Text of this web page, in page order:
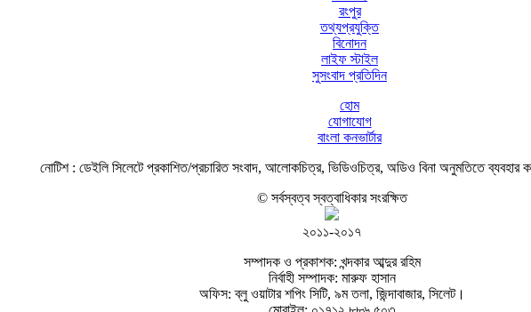
রংপুর
তথ্যপ্রযুক্তি
বিনোদন
লাইফ স্টাইল
সুসংবাদ প্রতিদিন
হোম
যোগাযোগ
বাংলা কনভার্টার
নোটিশ : ডেইলি সিলেটে প্রকাশিত/প্রচারিত সংবাদ, আলোকচিত্র, ভিডিওচিত্র, অডিও বিনা অনুমতিতে ব্যবহার
© সর্বস্বত্ব স্বত্বাধিকার সংরক্ষিত
২০১১-২০১৭
সম্পাদক ও প্রকাশক: খন্দকার আব্দুর রহিম
নির্বাহী সম্পাদক: মারুফ হাসান
অফিস: ব্লু ওয়াটার শপিং সিটি, ৯ম তলা, জিন্দাবাজার, সিলেট।